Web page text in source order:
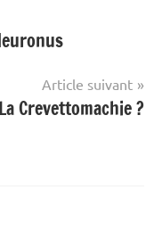
Article suivant
La Crevettomachie ?